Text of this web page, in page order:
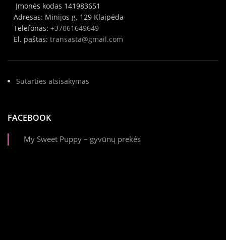
Įmonės kodas 141983651
Adresas: Minijos g. 129 Klaipėda
Telefonas: +37061649649
El. paštas: transasta@gmail.com
Sutarties atsisakymas
FACEBOOK
My Sweet Puppy – gyvūnų prekės